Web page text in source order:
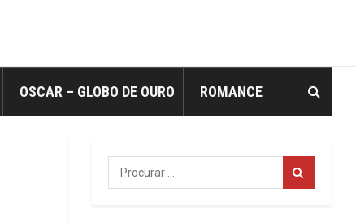
OSCAR – GLOBO DE OURO ROMANCE